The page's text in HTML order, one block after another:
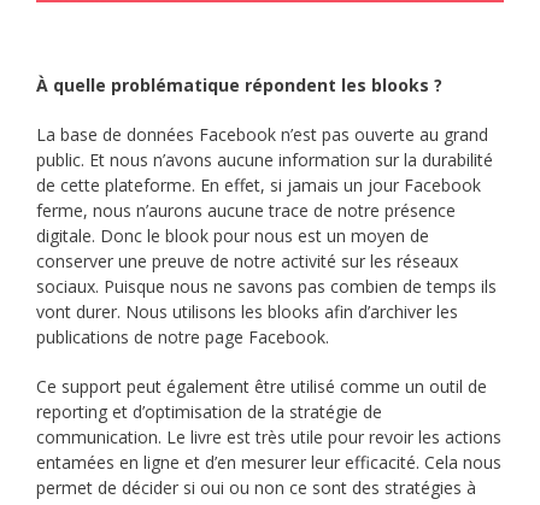
À quelle problématique répondent les blooks ?
La base de données Facebook n’est pas ouverte au grand
public. Et nous n’avons aucune information sur la durabilité
de cette plateforme. En effet, si jamais un jour Facebook
ferme, nous n’aurons aucune trace de notre présence
digitale. Donc le blook pour nous est un moyen de
conserver une preuve de notre activité sur les réseaux
sociaux. Puisque nous ne savons pas combien de temps ils
vont durer. Nous utilisons les blooks afin d’archiver les
publications de notre page Facebook.
Ce support peut également être utilisé comme un outil de
reporting et d’optimisation de la stratégie de
communication. Le livre est très utile pour revoir les actions
entamées en ligne et d’en mesurer leur efficacité. Cela nous
permet de décider si oui ou non ce sont des stratégies à